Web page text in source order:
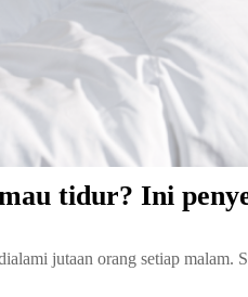
tidur? Ini
jutaan orang setiap malam.